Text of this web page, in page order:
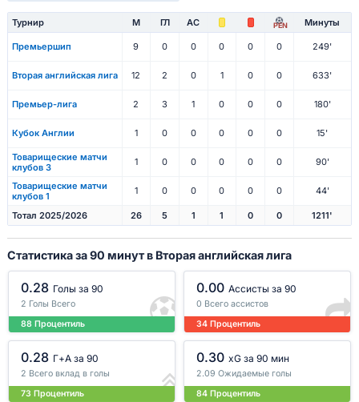
Турнир М ГЛ АС PEN Минуты
Премьершип 9 0 0 0 0 0 249'
Вторая английская лига 12 2 0 1 0 0 633'
Премьер-лига 2 3 1 0 0 0 180'
Кубок Англии 1 0 0 0 0 0 15'
Товарищеские матчи
клубов 3
1 0 0 0 0 0 90'
Товарищеские матчи
клубов 1
1 0 0 0 0 0 44'
Тотал 2025/2026 26 5 1 1 0 0 1211'
Статистика за 90 минут в Вторая английская лига
0.28 Голы за 90
2 Голы Всего
88 Процентиль
0.00 Ассисты за 90
0 Всего ассистов
34 Процентиль
0.28 Г+A за 90
2 Всего вклад в голы
73 Процентиль
0.30 xG за 90 мин
2.09 Ожидаемые голы
84 Процентиль